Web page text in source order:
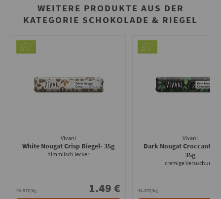
WEITERE PRODUKTE AUS DER
KATEGORIE SCHOKOLADE & RIEGEL
Vivani
White Nougat Crisp Riegel- 35g
himmlisch lecker
42.57€/kg 1.49 €
Vivani
Dark Nougat Croccante
35g
cremige Versuchung
42.57€/kg